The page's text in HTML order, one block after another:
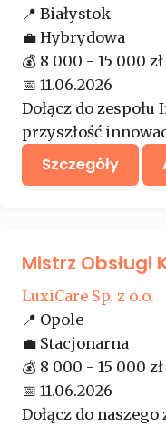
📍 Białystok
💼 Hybrydowa
💰 8 000 - 15 000 zł
📅 11.06.2026
Dołącz do
przyszłość
Szczegóły
Mistrz Obsługi
LuxiCare Sp. z o.o.
📍 Opole
💼 Stacjonarna
💰 8 000 - 15 000 zł
📅 11.06.2026
Dołącz do